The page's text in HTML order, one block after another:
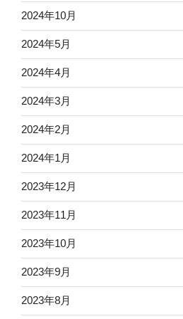
2024年10月
2024年5月
2024年4月
2024年3月
2024年2月
2024年1月
2023年12月
2023年11月
2023年10月
2023年9月
2023年8月